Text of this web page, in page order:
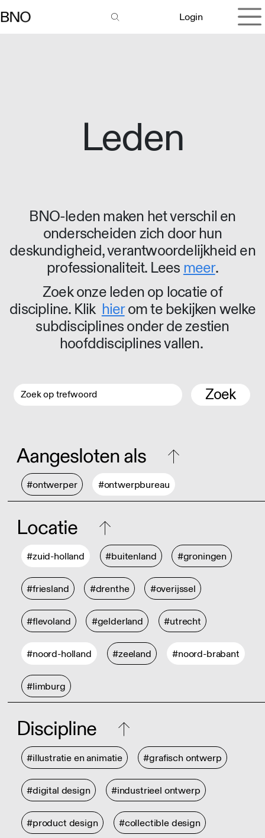
Login
Leden
BNO-leden maken het verschil en
onderscheiden zich door hun
deskundigheid, verantwoordelijkheid en
professionaliteit. Lees meer.
Zoek onze leden op locatie of
discipline. Klik hierom te bekijken welke
subdisciplines onder de zestien
hoofddisciplines vallen.
Zoek
Aangesloten als
#ontwerper #ontwerpbureau
Locatie
#zuid-holland #buitenland #groningen
#friesland #drenthe #overijssel
#flevoland #gelderland #utrecht
#noord-holland #zeeland #noord-brabant
#limburg
Discipline
#illustratie en animatie #grafisch ontwerp
#digital design #industrieel ontwerp
#product design #collectible design